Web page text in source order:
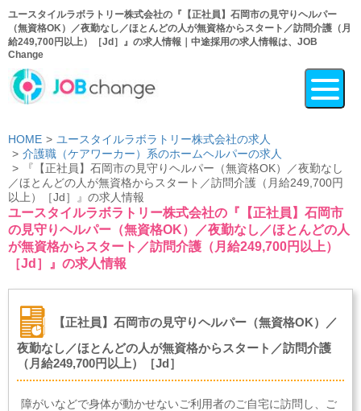
ユースタイルラボラトリー株式会社の『【正社員】石岡市の見守りヘルパー
（無資格OK）／夜勤なし／ほとんどの人が無資格からスタート／訪問介護（月
給249,700円以上）［Jd］』の求人情報｜中途採用の求人情報は、JOB
Change
HOME
ユースタイルラボラトリー株式会社の求人
介護職（ケアワーカー）系のホームヘルパーの求人
『【正社員】石岡市の見守りヘルパー（無資格OK）／夜勤なし
／ほとんどの人が無資格からスタート／訪問介護（月給249,700円
以上）［Jd］』の求人情報
ユースタイルラボラトリー株式会社の『【正社員】石岡市
の見守りヘルパー（無資格OK）／夜勤なし／ほとんどの人
が無資格からスタート／訪問介護（月給249,700円以上）
［Jd］』の求人情報
【正社員】石岡市の見守りヘルパー（無資格OK）／
夜勤なし／ほとんどの人が無資格からスタート／訪問介護
（月給249,700円以上）［Jd］
障がいなどで身体が動かせないご利用者のご自宅に訪問し、ご